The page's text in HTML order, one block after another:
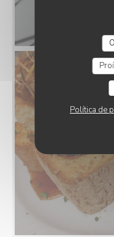
Política de